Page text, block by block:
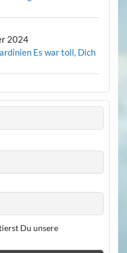
2024
Es war toll, Dich
Du unsere